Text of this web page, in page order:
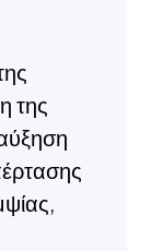
της